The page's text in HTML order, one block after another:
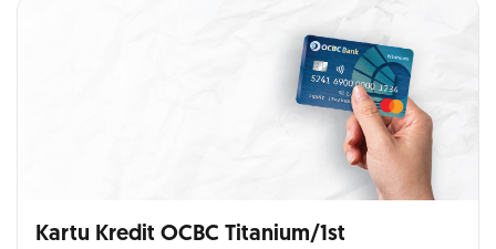
Kartu Kredit OCBC Titanium/1st